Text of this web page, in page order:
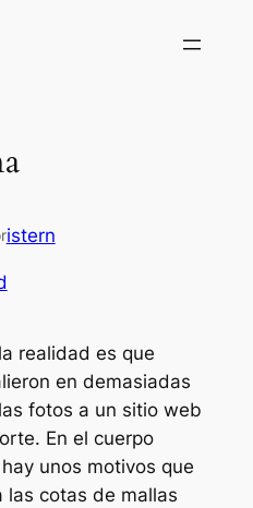
istern
realidad es que
en demasiadas
fotos a un sitio web
En el cuerpo
unos motivos que
las cotas de mallas